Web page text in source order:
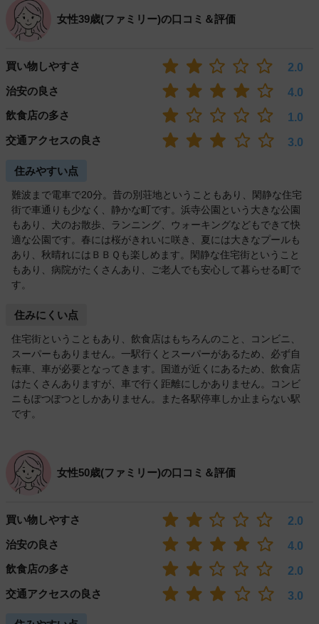
女性39歳(ファミリー)の口コミ＆評価
買い物しやすさ
2.0
治安の良さ
4.0
飲食店の多さ
1.0
交通アクセスの良さ
3.0
住みやすい点
難波まで電車で20分。昔の別荘地ということもあり、閑静な住宅
街で車通りも少なく、静かな町です。浜寺公園という大きな公園
もあり、犬のお散歩、ランニング、ウォーキングなどもできて快
適な公園です。春には桜がきれいに咲き、夏には大きなプールも
あり、秋晴れにはＢＢＱも楽しめます。閑静な住宅街ということ
もあり、病院がたくさんあり、ご老人でも安心して暮らせる町で
す。
住みにくい点
住宅街ということもあり、飲食店はもちろんのこと、コンビニ、
スーパーもありません。一駅行くとスーパーがあるため、必ず自
転車、車が必要となってきます。国道が近くにあるため、飲食店
はたくさんありますが、車で行く距離にしかありません。コンビ
ニもぽつぽつとしかありません。また各駅停車しか止まらない駅
です。
女性50歳(ファミリー)の口コミ＆評価
買い物しやすさ
2.0
治安の良さ
4.0
飲食店の多さ
2.0
交通アクセスの良さ
3.0